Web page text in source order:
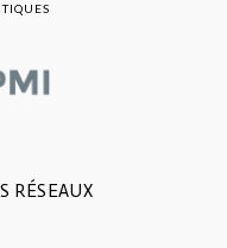
RÉSEAUX